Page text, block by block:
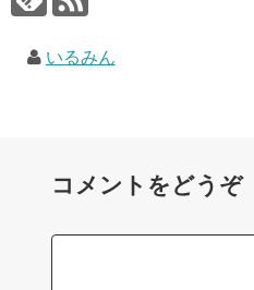
いるみん
コメントをどうぞ